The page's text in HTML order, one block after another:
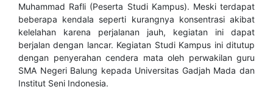
Muhammad Rafli (Peserta Studi Kampus). Meski terdapat
beberapa kendala seperti kurangnya konsentrasi akibat
kelelahan karena perjalanan jauh, kegiatan ini dapat
berjalan dengan lancar. Kegiatan Studi Kampus ini ditutup
dengan penyerahan cendera mata oleh perwakilan guru
SMA Negeri Balung kepada Universitas Gadjah Mada dan
Institut Seni Indonesia.